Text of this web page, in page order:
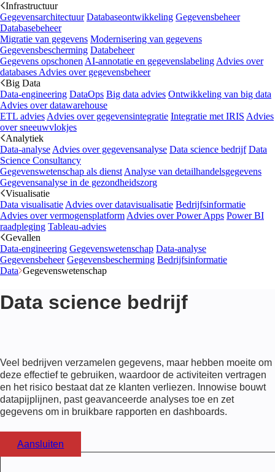
Infrastructuur
Gegevensarchitectuur Databaseontwikkeling Gegevensbeheer
Databasebeheer
Migratie van gegevens Modernisering van gegevens
Gegevensbescherming Databeheer
Gegevens opschonen AI-annotatie en gegevenslabeling Advies over
databases Advies over gegevensbeheer
Big Data
Data-engineering DataOps Big data advies Ontwikkeling van big data
Advies over datawarehouse
ETL advies Advies over gegevensintegratie Integratie met IRIS Advies
over sneeuwvlokjes
Analytiek
Data-analyse Advies over gegevensanalyse Data science bedrijf Data
Science Consultancy
Gegevenswetenschap als dienst Analyse van detailhandelsgegevens
Gegevensanalyse in de gezondheidszorg
Visualisatie
Data visualisatie Advies over datavisualisatie Bedrijfsinformatie
Advies over vermogensplatform Advies over Power Apps Power BI
raadpleging Tableau-advies
Gevallen
Data-engineering Gegevenswetenschap Data-analyse
Gegevensbeheer Gegevensbescherming Bedrijfsinformatie
Data Gegevenswetenschap
Data science bedrijf
Veel bedrijven verzamelen gegevens, maar hebben moeite om
deze effectief te gebruiken, waardoor de activiteiten vertragen
en het risico bestaat dat ze klanten verliezen. Innowise bouwt
datapijplijnen, past geavanceerde analyses toe en zet
gegevens om in bruikbare rapporten en dashboards.
Aansluiten